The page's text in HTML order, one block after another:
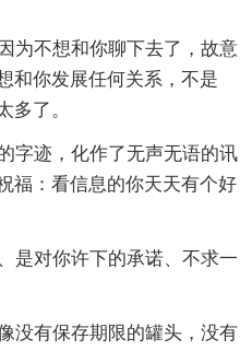
为不想和你聊下去了，故意
和你发展任何关系，不是
多了。
字迹，化作了无声无语的讯
福：看信息的你天天有个好
是对你许下的承诺、不求一
没有保存期限的罐头，没有